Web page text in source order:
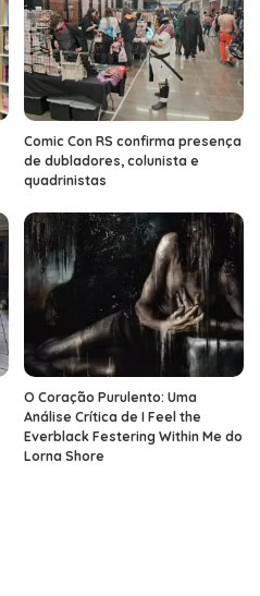
Comic Con RS confirma presença
de dubladores, colunista e
quadrinistas
O Coração Purulento: Uma
Análise Crítica de I Feel the
Everblack Festering Within Me do
Lorna Shore